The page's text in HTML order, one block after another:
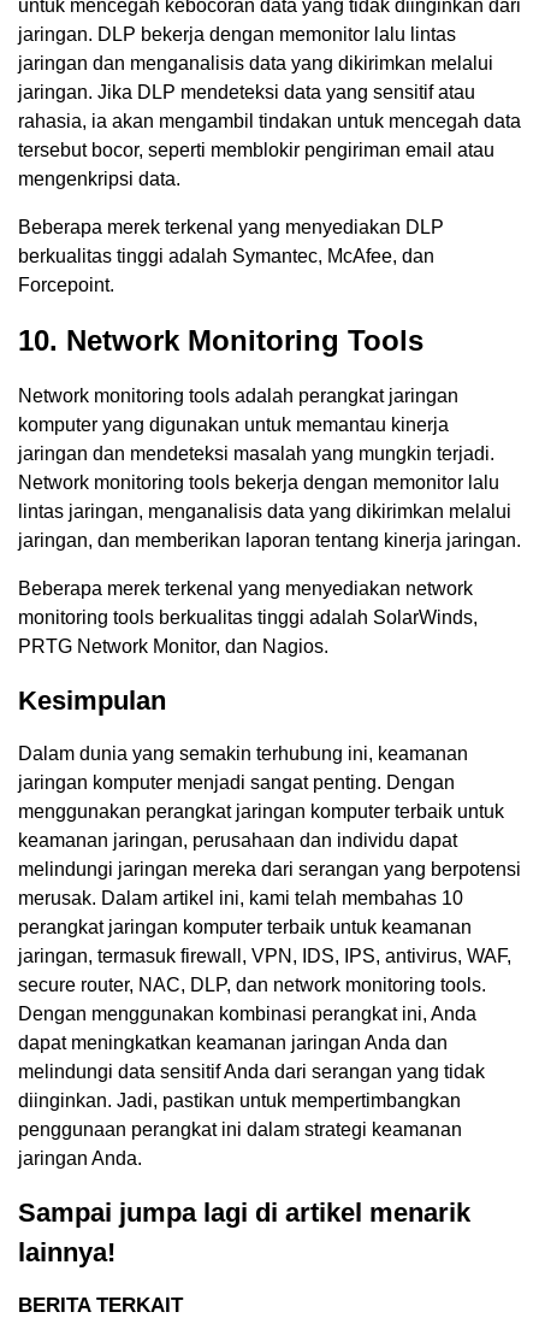
untuk mencegah kebocoran data yang tidak diinginkan dari
jaringan. DLP bekerja dengan memonitor lalu lintas
jaringan dan menganalisis data yang dikirimkan melalui
jaringan. Jika DLP mendeteksi data yang sensitif atau
rahasia, ia akan mengambil tindakan untuk mencegah data
tersebut bocor, seperti memblokir pengiriman email atau
mengenkripsi data.
Beberapa merek terkenal yang menyediakan DLP
berkualitas tinggi adalah Symantec, McAfee, dan
Forcepoint.
10. Network Monitoring Tools
Network monitoring tools adalah perangkat jaringan
komputer yang digunakan untuk memantau kinerja
jaringan dan mendeteksi masalah yang mungkin terjadi.
Network monitoring tools bekerja dengan memonitor lalu
lintas jaringan, menganalisis data yang dikirimkan melalui
jaringan, dan memberikan laporan tentang kinerja jaringan.
Beberapa merek terkenal yang menyediakan network
monitoring tools berkualitas tinggi adalah SolarWinds,
PRTG Network Monitor, dan Nagios.
Kesimpulan
Dalam dunia yang semakin terhubung ini, keamanan
jaringan komputer menjadi sangat penting. Dengan
menggunakan perangkat jaringan komputer terbaik untuk
keamanan jaringan, perusahaan dan individu dapat
melindungi jaringan mereka dari serangan yang berpotensi
merusak. Dalam artikel ini, kami telah membahas 10
perangkat jaringan komputer terbaik untuk keamanan
jaringan, termasuk firewall, VPN, IDS, IPS, antivirus, WAF,
secure router, NAC, DLP, dan network monitoring tools.
Dengan menggunakan kombinasi perangkat ini, Anda
dapat meningkatkan keamanan jaringan Anda dan
melindungi data sensitif Anda dari serangan yang tidak
diinginkan. Jadi, pastikan untuk mempertimbangkan
penggunaan perangkat ini dalam strategi keamanan
jaringan Anda.
Sampai jumpa lagi di artikel menarik
lainnya!
BERITA TERKAIT